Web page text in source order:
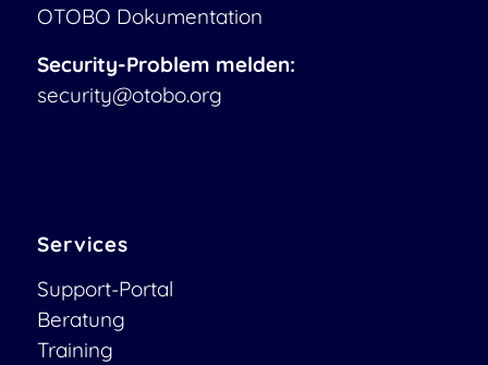
OTOBO Dokumentation
Security-Problem melden:
security@otobo.org
Services
Support-Portal
Beratung
Training